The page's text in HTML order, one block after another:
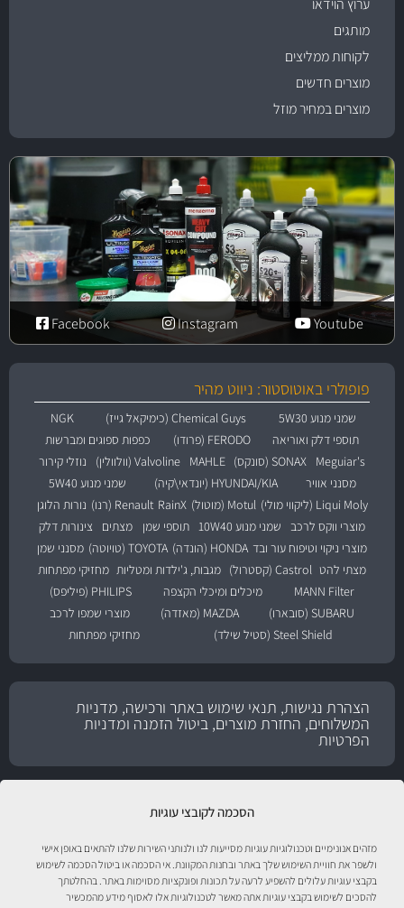
הסכמה לקובצי עוגיות
מזהים אנונימיים וטכנולוגיות עוגיות מסייעות לנו ולנותני השירות שלנו להתאים באופן אישי
ולשפר את חוויית השימוש שלך באתר ובחנות המקוונת. אי הסכמה או ביטול הסכמה לשימוש
בקבצי עוגיות עלולים להשפיע לרעה על תכונות ופונקציות מסוימות באתר. בהחלטתך
להסכים לשימוש בקבצי עוגיות אתה מאשר לטכנולוגיות אלו לאסוף מידע מהמכשיר
ערוץ הוידאו
מותגים
לקוחות ממליצים
מוצרים חדשים
מוצרים במחיר מוזל
Youtube
Instagram
Facebook
פופולרי באוטוסטור: ניווט מהיר
שמני מנוע 5W30 Chemical Guys (כימיקאל גייז)
NGK
תוספי דלק ואוריאה
FERODO (פרודו)
כפפות ספוגים ומברשות
Meguiar's
SONAX (סונקס) MAHLE Valvoline (וולוולין)
נוזלי קירור
מסנני אוויר
HYUNDAI/KIA (יונדאי\קיה)
שמני מנוע 5W40
Liqui Moly (ליקווי מולי)
Motul (מוטול) RainX Renault (רנו)
נורות הלוגן
מוצרי ווקס לרכב
שמני מנוע 10W40 תוספי שמן מצתים
צינורות דלק
מוצרי ניקוי וטיפוח עור ובד HONDA (הונדה) TOYOTA (טויוטה)
מסנני שמן
מצתי להט Castrol (קסטרול) מגבות, ג'ילדות ומטליות מחזיקי מפתחות
MANN Filter
מיכלים ומיכלי הקצפה
PHILIPS (פיליפס)
SUBARU (סובארו)
MAZDA (מאזדה)
מוצרי שמפו לרכב
Steel Shield (סטיל שילד)
מחזיקי מפתחות
הצהרת נגישות, תנאי שימוש באתר ורכישה, מדניות
המשלוחים, החזרת מוצרים, ביטול הזמנה ומדניות
הפרטיות